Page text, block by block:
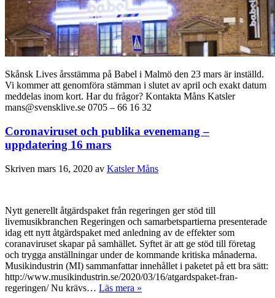
Skånsk Lives årsstämma på Babel i Malmö den 23 mars är inställd.
Vi kommer att genomföra stämman i slutet av april och exakt datum
meddelas inom kort. Har du frågor? Kontakta Måns Katsler
mans@svensklive.se 0705 – 66 16 32
Coronaviruset och publika evenemang –
uppdatering 16 mars
Skriven mars 16, 2020 av Katsler Måns
Nytt generellt åtgärdspaket från regeringen ger stöd till
livemusikbranchen Regeringen och samarbetspartierna presenterade
idag ett nytt åtgärdspaket med anledning av de effekter som
coranaviruset skapar på samhället. Syftet är att ge stöd till företag
och trygga anställningar under de kommande kritiska månaderna.
Musikindustrin (MI) sammanfattar innehållet i paketet på ett bra sätt:
http://www.musikindustrin.se/2020/03/16/atgardspaket-fran-
regeringen/ Nu krävs… Läs mera »